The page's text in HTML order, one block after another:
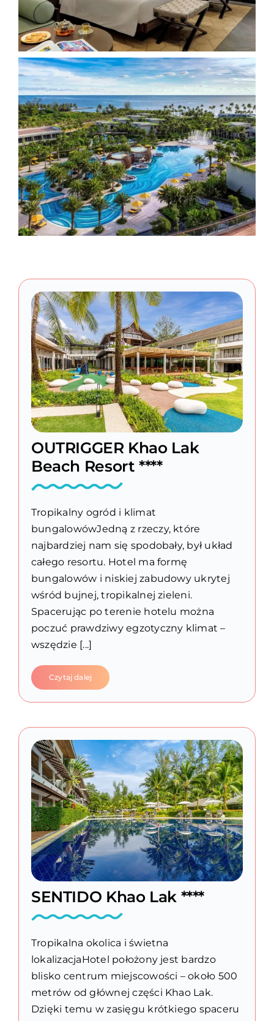
OUTRIGGER Khao Lak
Beach Resort ****
Tropikalny ogród i klimat
bungalowówJedną z rzeczy, które
najbardziej nam się spodobały, był układ
całego resortu. Hotel ma formę
bungalowów i niskiej zabudowy ukrytej
wśród bujnej, tropikalnej zieleni.
Spacerując po terenie hotelu można
poczuć prawdziwy egzotyczny klimat –
wszędzie [...]
Czytaj dalej
SENTIDO Khao Lak ****
Tropikalna okolica i świetna
lokalizacjaHotel położony jest bardzo
blisko centrum miejscowości – około 500
metrów od głównej części Khao Lak.
Dzięki temu w zasięgu krótkiego spaceru